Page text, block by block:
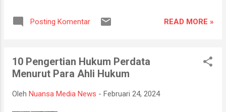
ditemukan di Kelurahan Balai-Balai Padang
Pendidikan Provinsi Riau, T. Fauzan
lulus seleksi tahun 2023 lalu sebanyak 2.353
orang. Pihaknya memastikan untuk
seleksi tahun 2023 ini tidak akan jauh dari
Posting Komentar READ MORE »
10 Pengertian Hukum Perdata
Menurut Para Ahli Hukum
Oleh Nuansa Media News - Februari 24, 2024